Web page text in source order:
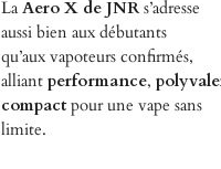
La Aero X de JNR s’adresse
aussi bien aux débutants
qu’aux vapoteurs confirmés,
alliant performance,
compactpour une vape sans
limite.